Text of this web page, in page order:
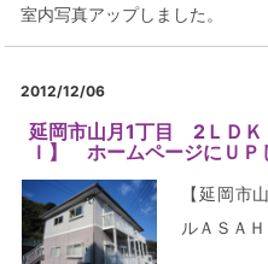
室内写真アップしました。
2012/12/06
延岡市山月1丁目 2ＬＤ
Ｉ】 ホームページにＵ
【延岡
ルＡＳＡ